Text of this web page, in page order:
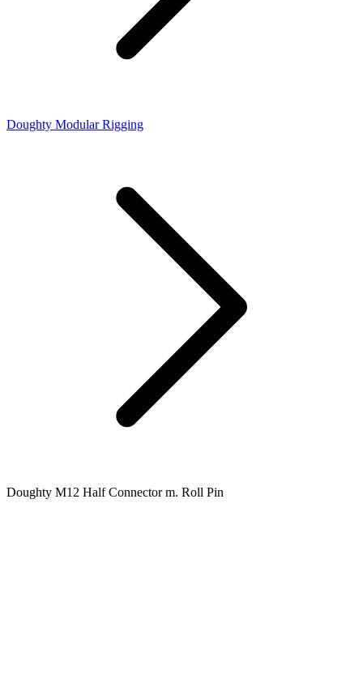
Doughty Modular Rigging
Doughty M12 Half Connector m. Roll Pin